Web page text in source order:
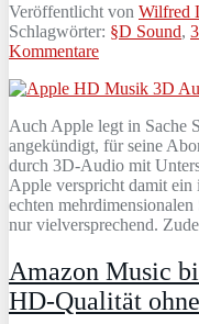
Veröffentlicht von Wilfred
Schlagwörter: §D Sound,
Kommentare
Auch Apple legt in Sache
angekündigt, für seine
durch 3D-Audio mit
Apple verspricht damit ein
echten
nur vielversprechend.
Amazon Music
HD-Qualität